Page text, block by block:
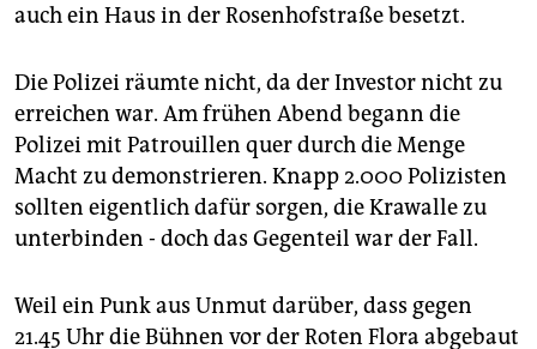
auch ein Haus in der Rosenhofstraße besetzt.
Die Polizei räumte nicht, da der Investor nicht zu
erreichen war. Am frühen Abend begann die
Polizei mit Patrouillen quer durch die Menge
Macht zu demonstrieren. Knapp 2.000 Polizisten
sollten eigentlich dafür sorgen, die Krawalle zu
unterbinden - doch das Gegenteil war der Fall.
Weil ein Punk aus Unmut darüber, dass gegen
21.45 Uhr die Bühnen vor der Roten Flora abgebaut